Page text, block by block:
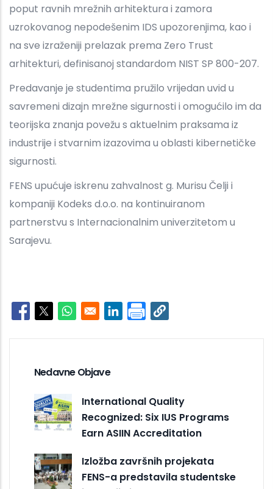
poput ravnih mrežnih arhitektura i zamora
uzrokovanog nepodešenim IDS upozorenjima, kao i
na sve izraženiji prelazak prema Zero Trust
arhitekturi, definisanoj standardom NIST SP 800-207.
Predavanje je studentima pružilo vrijedan uvid u
savremeni dizajn mrežne sigurnosti i omogućilo im da
teorijska znanja povežu s aktuelnim praksama iz
industrije i stvarnim izazovima u oblasti kibernetičke
sigurnosti.
FENS upućuje iskrenu zahvalnost g. Murisu Čelji i
kompaniji Kodeks d.o.o. na kontinuiranom
partnerstvu s Internacionalnim univerzitetom u
Sarajevu.
Opens in a new window
Opens in a new window
Opens in a new window
Opens in a new window
Nedavne Objave
International Quality
Recognized: Six IUS Programs
Earn ASIIN Accreditation
Izložba završnih projekata
FENS-a predstavila studentske